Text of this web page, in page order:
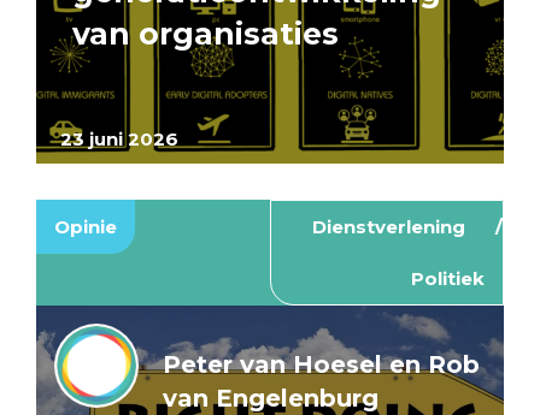
23 juni 2026
van organisaties
Opinie Dienstverlening
Politiek
Peter van Hoesel en Rob
van Engelenburg